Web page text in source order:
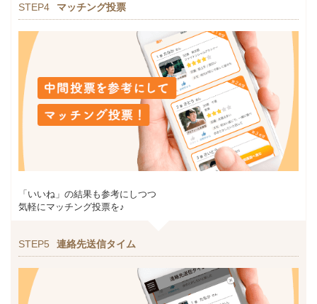
STEP4 マッチング投票
「いいね」の結果も参考にしつつ
気軽にマッチング投票を♪
STEP5 連絡先送信タイム